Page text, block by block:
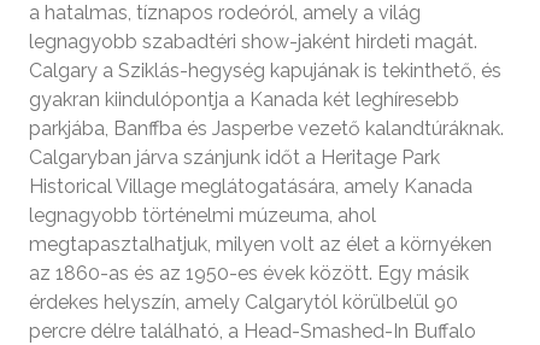
a hatalmas, tíznapos rodeóról, amely a világ
legnagyobb szabadtéri show-jaként hirdeti magát.
Calgary a Sziklás-hegység kapujának is tekinthető, és
gyakran kiindulópontja a Kanada két leghíresebb
parkjába, Banffba és Jasperbe vezető kalandtúráknak.
Calgaryban járva szánjunk időt a Heritage Park
Historical Village meglátogatására, amely Kanada
legnagyobb történelmi múzeuma, ahol
megtapasztalhatjuk, milyen volt az élet a környéken
az 1860-as és az 1950-es évek között. Egy másik
érdekes helyszín, amely Calgarytól körülbelül 90
percre délre található, a Head-Smashed-In Buffalo